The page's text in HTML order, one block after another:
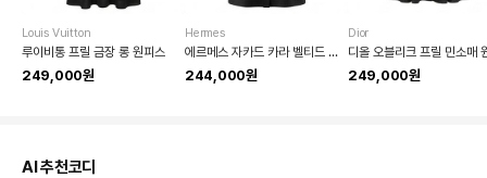
Louis Vuitton
루이비통 프릴 금장 롱 원피스
249,000원
Hermes
에르메스 자카드 카라 벨티드 원피스
244,000원
Dior
249,000원
AI 추천코디